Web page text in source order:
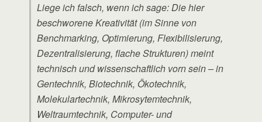
Liege ich falsch, wenn ich sage: Die hier
beschworene Kreativität (im Sinne von
Benchmarking, Optimierung, Flexibilisierung,
Dezentralisierung, flache Strukturen) meint
technisch und wissenschaftlich vorn sein – in
Gentechnik, Biotechnik, Ökotechnik,
Molekulartechnik, Mikrosytemtechnik,
Weltraumtechnik, Computer- und